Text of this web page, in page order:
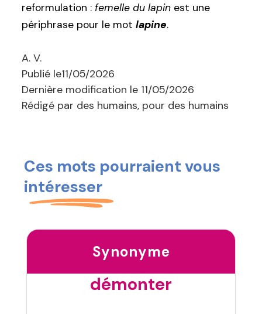
reformulation : femelle du lapin est une
périphrase pour le mot lapine.
A. V.
Publié le11/05/2026
Dernière modification le 11/05/2026
Rédigé par des humains, pour des humains
Ces mots pourraient vous
intéresser
Synonyme
démonter